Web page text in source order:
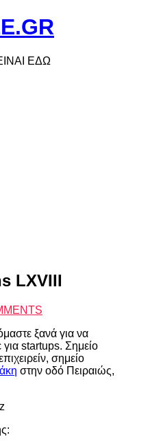
ΕΔΩ
LXVIII
ξανά για να
startups. Σημείο
σημείο
στην οδό Πειραιώς,